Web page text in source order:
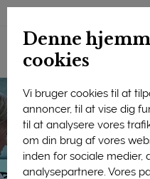
Denne
cookies
Vi bruger cookies til at
annoncer, til at vise dig
til at analysere vores
om din brug af vores
inden for sociale medier,
analysepartnere. Vores